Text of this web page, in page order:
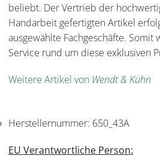
beliebt. Der Vertrieb der
Handarbeit gefertigten Artikel
ausgewählte Fachgeschäfte.
Service rund um diese exklusiven
Weitere Artikel von Wendt & Kühn
Herstellernummer: 650_43A
EU Verantwortliche Person: